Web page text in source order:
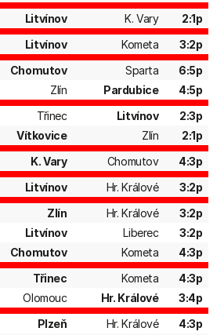
Litvínov K. Vary
2:1p
Litvínov Kometa
3:2p
Chomutov Sparta
6:5p
Zlín Pardubice
4:5p
Třinec Litvínov
2:3p
Vítkovice Zlín
2:1p
K. Vary Chomutov
4:3p
Litvínov Hr. Králové
3:2p
Zlín Hr. Králové
3:2p
Litvínov Liberec
3:2p
Chomutov Kometa
4:3p
Třinec Kometa
4:3p
Olomouc Hr. Králové
3:4p
Plzeň Hr. Králové
4:3p